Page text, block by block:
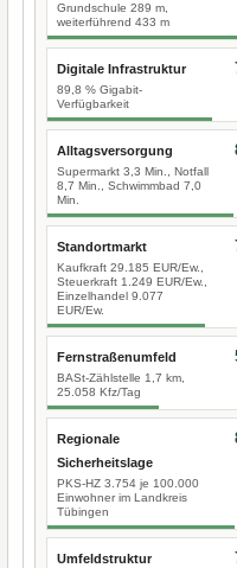
Grundschule 289 m,
weiterführend 433 m
Digitale Infrastruktur
89,8 % Gigabit-
Verfügbarkeit
Alltagsversorgung
Supermarkt 3,3 Min., Notfall
8,7 Min., Schwimmbad 7,0
Min.
Standortmarkt
Kaufkraft 29.185 EUR/Ew.,
Steuerkraft 1.249 EUR/Ew.,
Einzelhandel 9.077
EUR/Ew.
Fernstraßenumfeld
BASt-Zählstelle 1,7 km,
25.058 Kfz/Tag
Regionale
Sicherheitslage
PKS-HZ 3.754 je 100.000
Einwohner im Landkreis
Tübingen
Umfeldstruktur